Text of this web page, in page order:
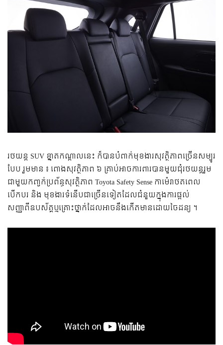
រថយន្ត SUV ខ្នាតកណ្តាលនេះ ក៏បានបំពាក់មុខងារសុវត្ថិភាពច្រើនសម្បូរ
បែប រួមមាន ៖ ពោងសុវត្ថិភាព ៦ គ្រាប់អាចការពារបានមួយជុំរថយន្តរួម
ជាមួយកញ្ចក់ប្រព័ន្ធសុវត្ថិភាព Toyota Safety Sense កាម៉េរាថតពេល
បើកបរ និង មុខងារទំនើបជាច្រើនទៀតដែលជំនួយក្នុងការផ្តល់
សញ្ញាពីឧបស័គ្គឬគ្រោះថ្នាក់ដែលអាចនឹងកើតមានដោយចៃដន្យ ។